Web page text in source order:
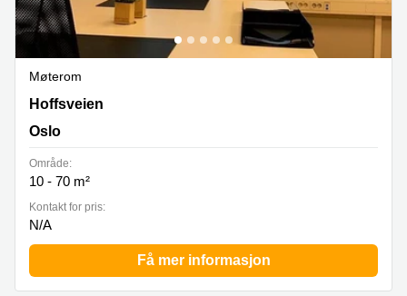
Møterom
Hoffsveien 1, Oslo
Hoffsveien
Oslo
Område:
10 - 70 m²
Kontakt for pris:
N/A
Få mer informasjon